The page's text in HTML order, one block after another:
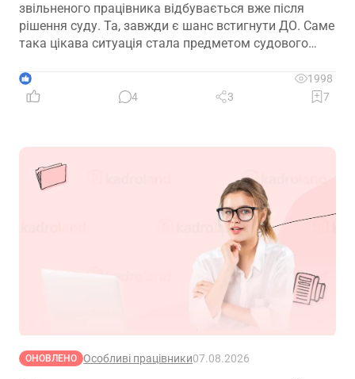
звільненого працівника відбувається вже після
рішення суду. Та, завжди є шанс встигнути ДО. Саме
така цікава ситуація стала предметом судового
скасував помилково виданий наказ про звільнення.
Розберемо її докладно
1
1998
4
3 7
ОНОВЛЕНО Особливі працівники07.08.2026